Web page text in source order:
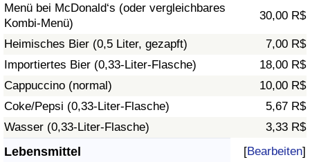
Menü bei McDonald‘s (oder vergleichbares
Kombi-Menü)
30,00 R$
Heimisches Bier (0,5 Liter, gezapft)
7,00 R$
Importiertes Bier (0,33-Liter-Flasche)
18,00 R$
Cappuccino (normal)
10,00 R$
Coke/Pepsi (0,33-Liter-Flasche)
5,67 R$
Wasser (0,33-Liter-Flasche)
3,33 R$
Lebensmittel [Bearbeiten]
in Akaba
Kriminalität
Kriminalitäts-Index (aktuell)
Kriminalitäts-Index
Kriminalitätsindex nach Land